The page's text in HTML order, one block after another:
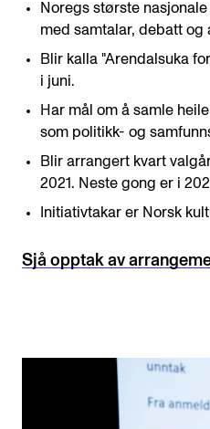
Noregs største
med samtalar, debatt og
Blir kalla "Arendalsuka
i juni.
Har mål om å samle
som politikk- og
Blir arrangert kvart
2021. Neste gong er i
Initiativtakar er Norsk
Sjå opptak av